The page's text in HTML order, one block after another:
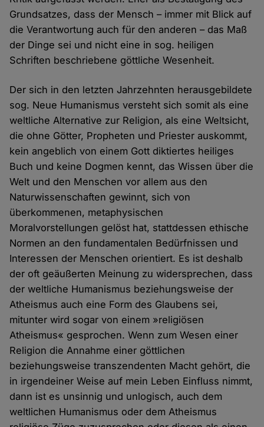
Grundsatzes, dass der Mensch – immer mit Blick auf
die Verantwortung auch für den anderen – das Maß
der Dinge sei und nicht eine in sog. heiligen
Schriften beschriebene göttliche Wesenheit.
Der sich in den letzten Jahrzehnten herausgebildete
sog. Neue Humanismus versteht sich somit als eine
weltliche Alternative zur Religion, als eine Weltsicht,
die ohne Götter, Propheten und Priester auskommt,
kein angeblich von einem Gott diktiertes heiliges
Buch und keine Dogmen kennt, das Wissen über die
Welt und den Menschen vor allem aus den
Naturwissenschaften gewinnt, sich von
überkommenen, metaphysischen
Moralvorstellungen gelöst hat, stattdessen ethische
Normen an den fundamentalen Bedürfnissen und
Interessen der Menschen orientiert. Es ist deshalb
der oft geäußerten Meinung zu widersprechen, dass
der weltliche Humanismus beziehungsweise der
Atheismus auch eine Form des Glaubens sei,
mitunter wird sogar von einem »religiösen
Atheismus« gesprochen. Wenn zum Wesen einer
Religion die Annahme einer göttlichen
beziehungsweise transzendenten Macht gehört, die
in irgendeiner Weise auf mein Leben Einfluss nimmt,
dann ist es unsinnig und unlogisch, auch dem
weltlichen Humanismus oder dem Atheismus